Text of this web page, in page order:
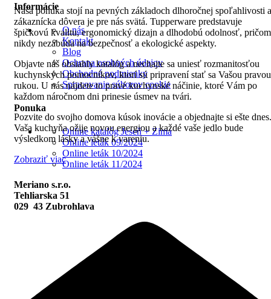
Naša ponuka stojí na pevných základoch dlhoročnej spoľahlivosti a
zákaznícka dôvera je pre nás svätá. Tupperware predstavuje
špičkovú kvalitu, ergonomický dizajn a dlhodobú odolnosť, pričom
nikdy nezabúda na bezpečnosť a ekologické aspekty.
Objavte náš obsiahly katalóg a nechajte sa uniesť rozmanitosťou
kuchynských pomocníkov, ktorí sú pripravení stať sa Vašou pravou
rukou. U nás nájdete to pravé kuchynské náčinie, ktoré Vám po
každom náročnom dni prinesie úsmev na tvári.
Pozvite do svojho domova kúsok inovácie a objednajte si ešte dnes.
Vaša kuchyňa ožije novou energiou a každé vaše jedlo bude
výsledkom lásky a vášne k vareniu.
Zobraziť viac
Informácie
O nás
Kontakt
Blog
Ochrana osobných údajov
Obchodné podmienky
Spracovanie súborov cookie
Ponuka
Online katalóg Jeseň + Zima
Online leták 09/2024
Online leták 10/2024
Online leták 11/2024
Meriano s.r.o.
Tehliarska 51
029 43 Zubrohlava